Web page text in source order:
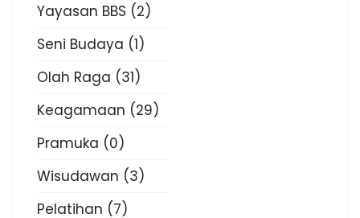
Yayasan BBS (2)
Seni Budaya (1)
Olah Raga (31)
Keagamaan (29)
Pramuka (0)
Wisudawan (3)
Pelatihan (7)